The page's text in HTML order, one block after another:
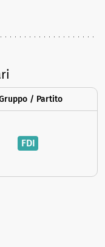
/ Partito
FDI